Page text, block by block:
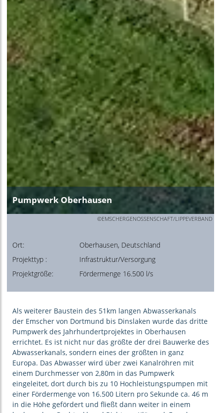
Pumpwerk Oberhausen
©EMSCHERGENOSSENSCHAFT/LIPPEVERBAND
Ort:
Oberhausen, Deutschland
Projekttyp :
Infrastruktur/Versorgung
Projektgröße:
Fördermenge 16.500 l/s
Als weiterer Baustein des 51km langen Abwasserkanals
der Emscher von Dortmund bis Dinslaken wurde das dritte
Pumpwerk des Jahrhundertprojektes in Oberhausen
errichtet. Es ist nicht nur das größte der drei Bauwerke des
Abwasserkanals, sondern eines der größten in ganz
Europa. Das Abwasser wird über zwei Kanalröhren mit
einem Durchmesser von 2,80m in das Pumpwerk
eingeleitet, dort durch bis zu 10 Hochleistungspumpen mit
einer Fördermenge von 16.500 Litern pro Sekunde ca. 46 m
in die Höhe gefördert und fließt dann weiter in einem